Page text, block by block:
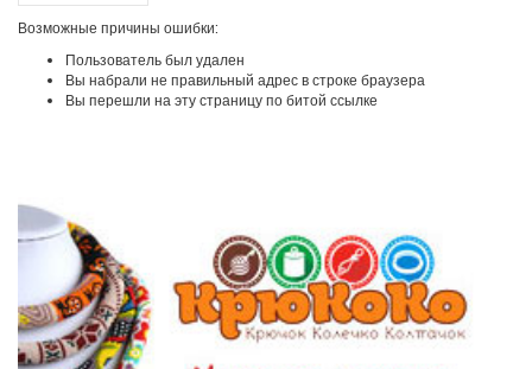
Возможные причины ошибки:
Пользователь был удален
Вы набрали не правильный адрес в строке браузера
Вы перешли на эту страницу по битой ссылке